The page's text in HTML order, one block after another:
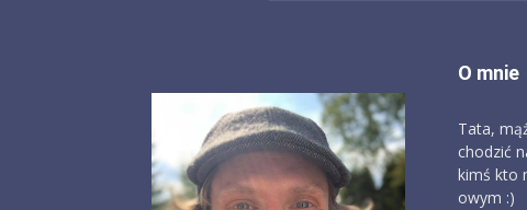
O mnie
Tata,
chodzić
kimś kto
owym :)